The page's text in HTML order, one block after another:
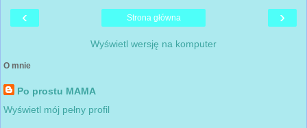
‹ ›
Strona główna
Wyświetl wersję na komputer
O mnie
Po prostu MAMA
Wyświetl mój pełny profil